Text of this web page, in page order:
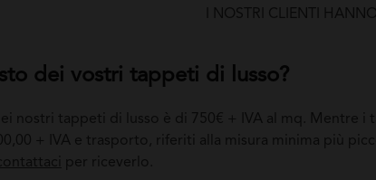
I NOSTRI CLIENTI
dei vostri tappeti di lusso?
nostri tappeti di lusso è di 750€ + IVA al mq. Mentre
+ IVA e trasporto, riferiti alla misura minima più
per riceverlo.